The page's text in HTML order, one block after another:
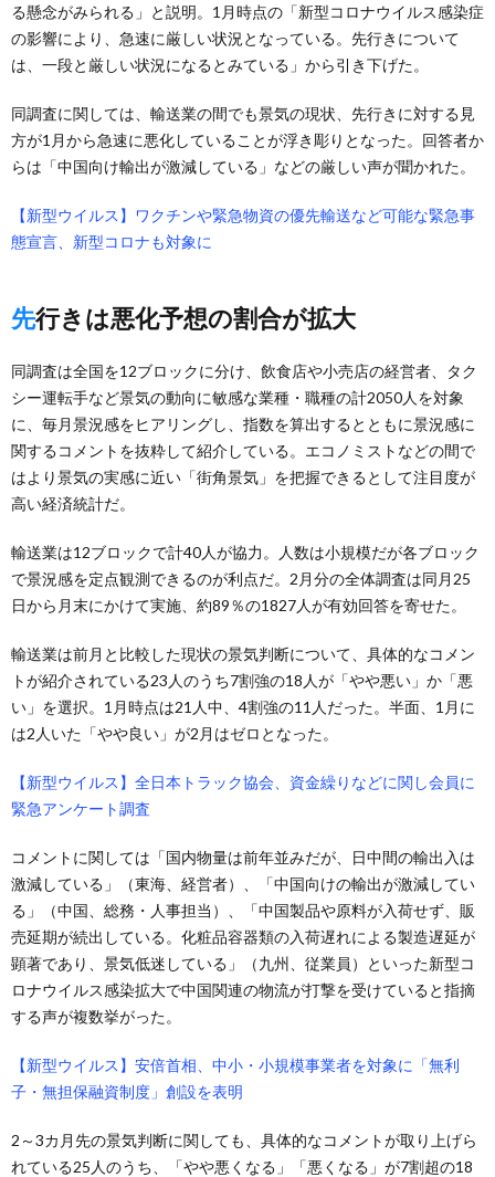
る懸念がみられる」と説明。1月時点の「新型コロナウイルス感染症
の影響により、急速に厳しい状況となっている。先行きについて
は、一段と厳しい状況になるとみている」から引き下げた。
同調査に関しては、輸送業の間でも景気の現状、先行きに対する見
方が1月から急速に悪化していることが浮き彫りとなった。回答者か
らは「中国向け輸出が激減している」などの厳しい声が聞かれた。
【新型ウイルス】ワクチンや緊急物資の優先輸送など可能な緊急事
態宣言、新型コロナも対象に
先行きは悪化予想の割合が拡大
同調査は全国を12ブロックに分け、飲食店や小売店の経営者、タク
シー運転手など景気の動向に敏感な業種・職種の計2050人を対象
に、毎月景況感をヒアリングし、指数を算出するとともに景況感に
関するコメントを抜粋して紹介している。エコノミストなどの間で
はより景気の実感に近い「街角景気」を把握できるとして注目度が
高い経済統計だ。
輸送業は12ブロックで計40人が協力。人数は小規模だが各ブロック
で景況感を定点観測できるのが利点だ。2月分の全体調査は同月25
日から月末にかけて実施、約89％の1827人が有効回答を寄せた。
輸送業は前月と比較した現状の景気判断について、具体的なコメン
トが紹介されている23人のうち7割強の18人が「やや悪い」か「悪
い」を選択。1月時点は21人中、4割強の11人だった。半面、1月に
は2人いた「やや良い」が2月はゼロとなった。
【新型ウイルス】全日本トラック協会、資金繰りなどに関し会員に
緊急アンケート調査
コメントに関しては「国内物量は前年並みだが、日中間の輸出入は
激減している」（東海、経営者）、「中国向けの輸出が激減してい
る」（中国、総務・人事担当）、「中国製品や原料が入荷せず、販
売延期が続出している。化粧品容器類の入荷遅れによる製造遅延が
顕著であり、景気低迷している」（九州、従業員）といった新型コ
ロナウイルス感染拡大で中国関連の物流が打撃を受けていると指摘
する声が複数挙がった。
【新型ウイルス】安倍首相、中小・小規模事業者を対象に「無利
子・無担保融資制度」創設を表明
2～3カ月先の景気判断に関しても、具体的なコメントが取り上げら
れている25人のうち、「やや悪くなる」「悪くなる」が7割超の18